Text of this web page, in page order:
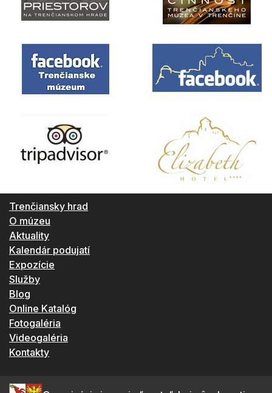
Trenčiansky hrad
O múzeu
Aktuality
Kalendár podujatí
Expozície
Služby
Blog
Online Katalóg
Fotogaléria
Videogaléria
Kontakty